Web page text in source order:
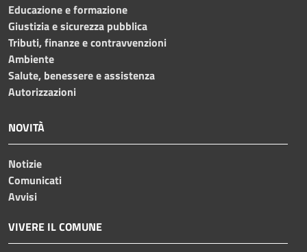
Educazione e formazione
Giustizia e sicurezza pubblica
Tributi, finanze e contravvenzioni
Ambiente
Salute, benessere e assistenza
Autorizzazioni
NOVITÀ
Notizie
Comunicati
Avvisi
VIVERE IL COMUNE